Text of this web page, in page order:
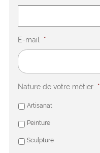
E-mail *
Nature de votre métier *
Artisanat
Peinture
Sculpture